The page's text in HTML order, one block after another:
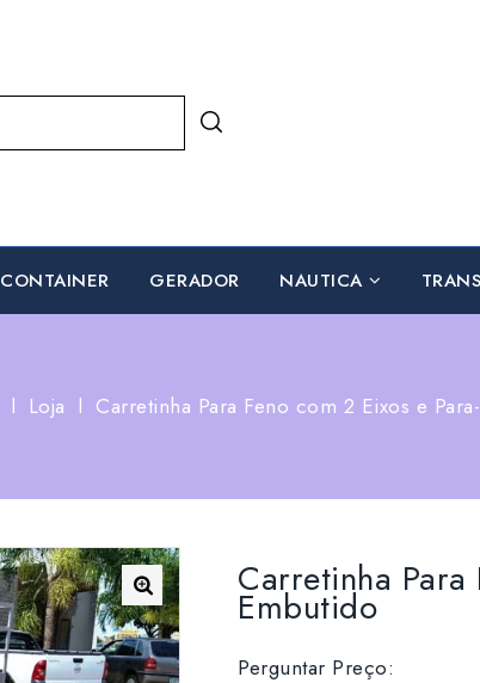
CONTAINER GERADOR NAUTICA
l Loja l Carretinha Para Feno com 2 Eixos e
Carretinha Para
Embutido
Perguntar Preço: